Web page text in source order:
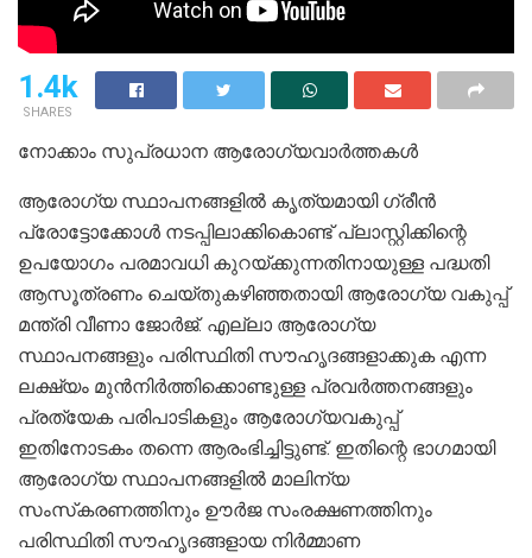
1.4k
SHARES
നോക്കാം സുപ്രധാന ആരോഗ്യവാർത്തകൾ
ആരോഗ്യ സ്ഥാപനങ്ങളില്‍ കൃത്യമായി ഗ്രീന്‍
പ്രോട്ടോക്കോള്‍ നടപ്പിലാക്കികൊണ്ട് പ്ലാസ്റ്റിക്കിന്റെ
ഉപയോഗം പരമാവധി കുറയ്ക്കുന്നതിനായുള്ള പദ്ധതി
ആസൂത്രണം ചെയ്തുകഴിഞ്ഞതായി ആരോഗ്യ വകുപ്പ്
മന്ത്രി വീണാ ജോര്‍ജ്. എല്ലാ ആരോഗ്യ
സ്ഥാപനങ്ങളും പരിസ്ഥിതി സൗഹൃദങ്ങളാക്കുക എന്ന
ലക്ഷ്യം മുന്‍നിര്‍ത്തിക്കൊണ്ടുള്ള പ്രവര്‍ത്തനങ്ങളും
പ്രത്യേക പരിപാടികളും ആരോഗ്യവകുപ്പ്
ഇതിനോടകം തന്നെ ആരംഭിച്ചിട്ടുണ്ട്. ഇതിന്റെ ഭാഗമായി
ആരോഗ്യ സ്ഥാപനങ്ങളില്‍ മാലിന്യ
സംസ്‌കരണത്തിനും ഊര്‍ജ സംരക്ഷണത്തിനും
പരിസ്ഥിതി സൗഹൃദങ്ങളായ നിര്‍മ്മാണ